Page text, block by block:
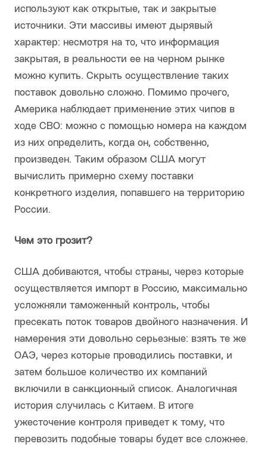
используют как открытые, так и закрытые
источники. Эти массивы имеют дырявый
характер: несмотря на то, что информация
закрытая, в реальности ее на черном рынке
можно купить. Скрыть осуществление таких
поставок довольно сложно. Помимо прочего,
Америка наблюдает применение этих чипов в
ходе СВО: можно с помощью номера на каждом
из них определить, когда он, собственно,
произведен. Таким образом США могут
вычислить примерно схему поставки
конкретного изделия, попавшего на территорию
России.
Чем это грозит?
США добиваются, чтобы страны, через которые
осуществляется импорт в Россию, максимально
усложняли таможенный контроль, чтобы
пресекать поток товаров двойного назначения. И
намерения эти довольно серьезные: взять те же
ОАЭ, через которые проводились поставки, и
затем большое количество их компаний
включили в санкционный список. Аналогичная
история случилась с Китаем. В итоге
ужесточение контроля приведет к тому, что
перевозить подобные товары будет все сложнее.